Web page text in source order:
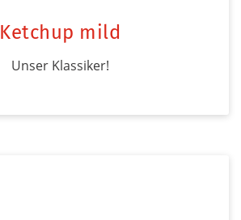
Ketchup mild
Unser Klassiker!